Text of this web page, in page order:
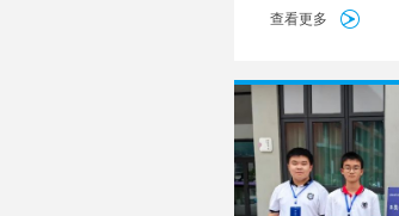
国排舞冠军赛。
查看更多